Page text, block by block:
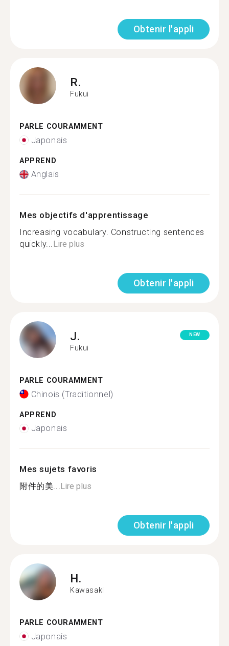
Obtenir l'appli
R.
Fukui
PARLE COURAMMENT
Japonais
APPREND
Anglais
Mes objectifs d'apprentissage
Increasing vocabulary. Constructing sentences
quickly...Lire plus
Obtenir l'appli
J.
Fukui
NEW
PARLE COURAMMENT
Chinois (Traditionnel)
APPREND
Japonais
Mes sujets favoris
附件的美...Lire plus
Obtenir l'appli
H.
Kawasaki
PARLE COURAMMENT
Japonais